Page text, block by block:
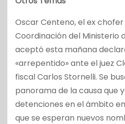
Oscar Centeno, el ex
Coordinación del Ministerio
aceptó esta mañana
«arrepentido» ante el juez
fiscal Carlos Stornelli. Se
panorama de la causa que
detenciones en el ámbito
que se esperan nuevos